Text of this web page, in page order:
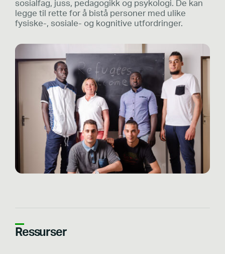
sosialfag, juss, pedagogikk og psykologi. De kan
legge til rette for å bistå personer med ulike
fysiske-, sosiale- og kognitive utfordringer.
Ressurser